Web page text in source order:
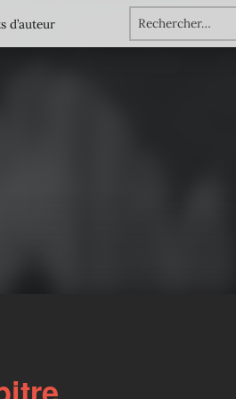
Rechercher :
d’auteur